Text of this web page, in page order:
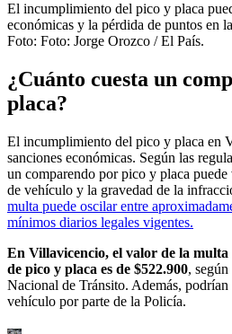
El incumplimiento del pico y placa
económicas y la pérdida de puntos en
Foto: Foto: Jorge Orozco / El País.
¿Cuánto cuesta un
placa?
El incumplimiento del pico y placa en
sanciones económicas. Según las
un comparendo por pico y placa
de vehículo y la gravedad de la
multa puede oscilar entre
mínimos diarios legales vigentes.
En Villavicencio, el valor de la
de pico y placa es de $522.900,
Nacional de Tránsito. Además,
vehículo por parte de la Policía.